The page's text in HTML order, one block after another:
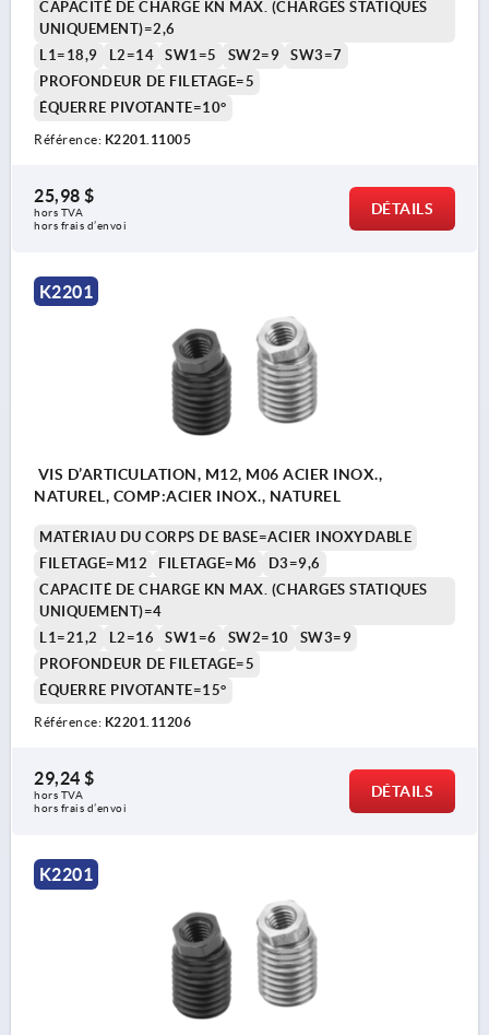
CAPACITÉ DE CHARGE KN MAX. (CHARGES STATIQUES
UNIQUEMENT)=2,6
L1=18,9
L2=14 SW1=5 SW2=9
SW3=7
PROFONDEUR DE FILETAGE=5
ÉQUERRE PIVOTANTE=10°
Référence: K2201.11005
25,98 $
hors TVA
hors frais d’envoi
DÉTAILS
K2201
VIS D’ARTICULATION, M12, M06 ACIER INOX.,
NATUREL, COMP:ACIER INOX., NATUREL
MATÉRIAU DU CORPS DE BASE=ACIER INOXYDABLE
FILETAGE=M12
FILETAGE=M6
D3=9,6
CAPACITÉ DE CHARGE KN MAX. (CHARGES STATIQUES
UNIQUEMENT)=4
L1=21,2
L2=16 SW1=6 SW2=10
SW3=9
PROFONDEUR DE FILETAGE=5
ÉQUERRE PIVOTANTE=15°
Référence: K2201.11206
29,24 $
hors TVA
hors frais d’envoi
DÉTAILS
K2201